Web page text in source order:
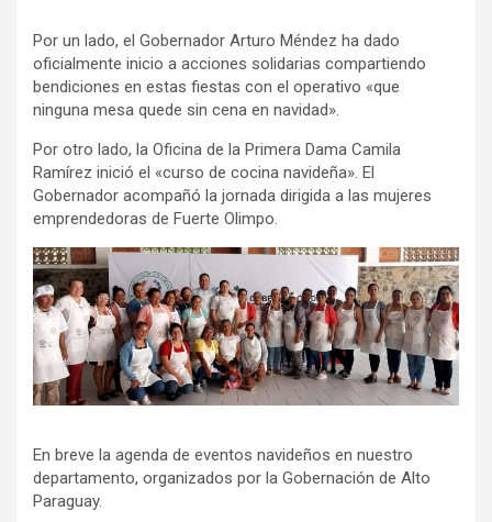
Por un lado, el Gobernador Arturo Méndez ha dado
oficialmente inicio a acciones solidarias compartiendo
bendiciones en estas fiestas con el operativo «que
ninguna mesa quede sin cena en navidad».
Por otro lado, la Oficina de la Primera Dama Camila
Ramírez inició el «curso de cocina navideña». El
Gobernador acompañó la jornada dirigida a las mujeres
emprendedoras de Fuerte Olimpo.
En breve la agenda de eventos navideños en nuestro
departamento, organizados por la Gobernación de Alto
Paraguay.